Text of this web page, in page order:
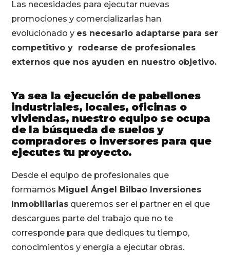
Las necesidades para ejecutar nuevas
promociones y comercializarlas han
evolucionado y es necesario adaptarse para ser
competitivo y rodearse de profesionales
externos que nos ayuden en nuestro objetivo.
Ya sea la ejecución de pabellones
industriales, locales, oficinas o
viviendas, nuestro equipo se ocupa
de la búsqueda de suelos y
compradores o inversores para que
ejecutes tu proyecto.
Desde el equipo de profesionales que
formamos Miguel Ángel Bilbao Inversiones
Inmobiliarias queremos ser el partner en el que
descargues parte del trabajo que no te
corresponde para que dediques tu tiempo,
conocimientos y energía a ejecutar obras.